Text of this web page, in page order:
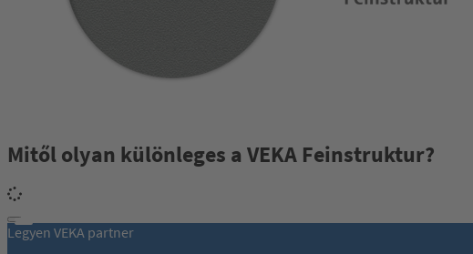
Mitől olyan különleges a VEKA Feinstruktur?
Legyen VEKA partner